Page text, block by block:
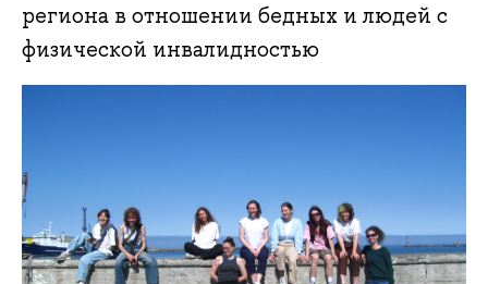
региона в отношении бедных и людей с
физической инвалидностью